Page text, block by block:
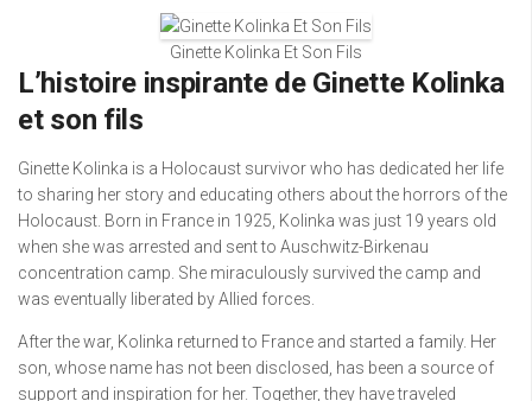
Ginette Kolinka Et Son Fils
L’histoire inspirante de Ginette Kolinka
et son fils
Ginette Kolinka is a Holocaust survivor who has dedicated her life
to sharing her story and educating others about the horrors of the
Holocaust. Born in France in 1925, Kolinka was just 19 years old
when she was arrested and sent to Auschwitz-Birkenau
concentration camp. She miraculously survived the camp and
was eventually liberated by Allied forces.
After the war, Kolinka returned to France and started a family. Her
son, whose name has not been disclosed, has been a source of
support and inspiration for her. Together, they have traveled